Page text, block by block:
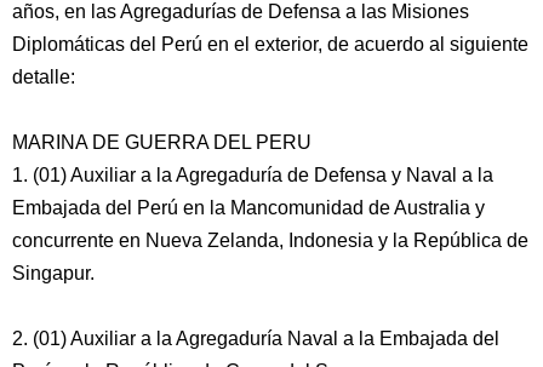
años, en las Agregadurías de Defensa a las Misiones
Diplomáticas del Perú en el exterior, de acuerdo al siguiente
detalle:
MARINA DE GUERRA DEL PERU
1. (01) Auxiliar a la Agregaduría de Defensa y Naval a la
Embajada del Perú en la Mancomunidad de Australia y
concurrente en Nueva Zelanda, Indonesia y la República de
Singapur.
2. (01) Auxiliar a la Agregaduría Naval a la Embajada del